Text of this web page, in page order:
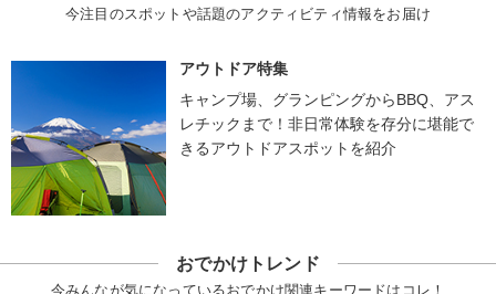
今注目のスポットや話題のアクティビティ情報をお届け
アウトドア特集
キャンプ場、グランピングからBBQ、アス
レチックまで！非日常体験を存分に堪能で
きるアウトドアスポットを紹介
おでかけトレンド
今みんなが気になっているおでかけ関連キーワードはコレ！